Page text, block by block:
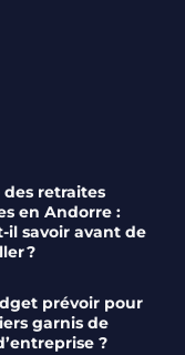
des retraites
en Andorre :
il savoir avant de
?
prévoir pour
garnis de
?